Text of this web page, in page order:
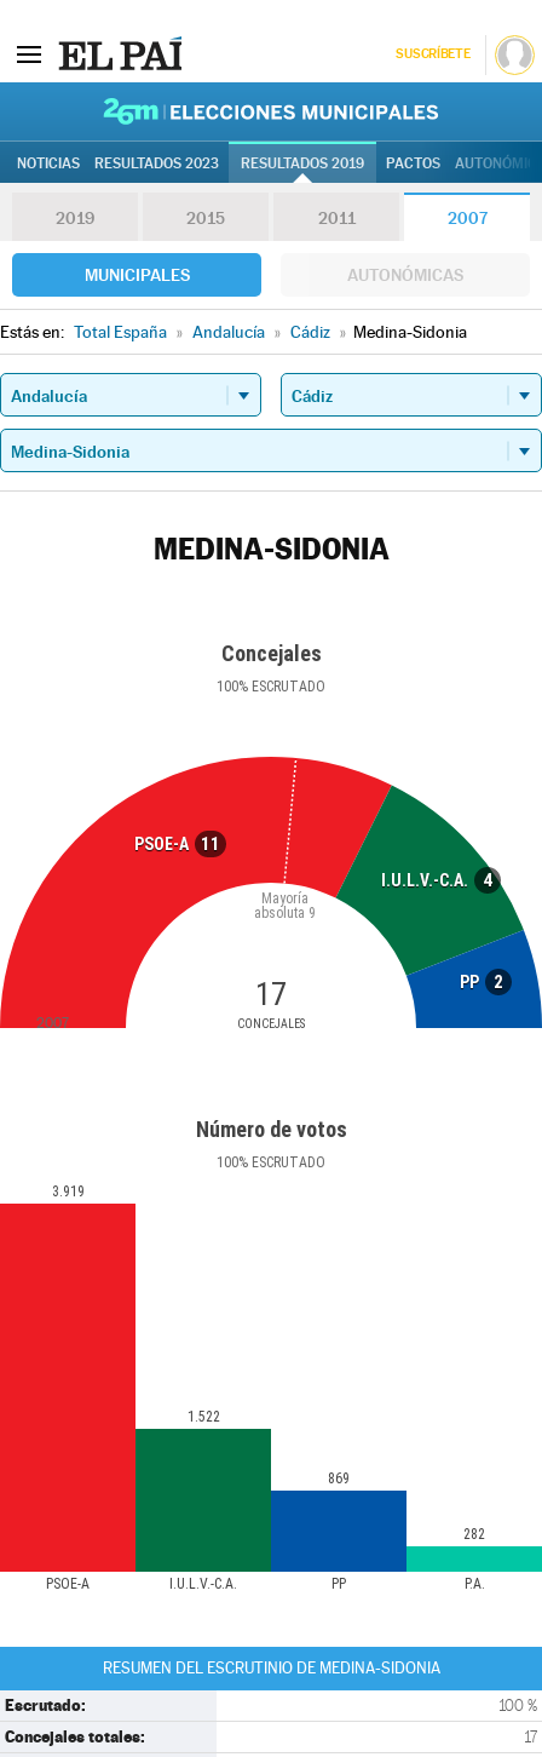
SUSCRÍBETE
NOTICIAS RESULTADOS 2023 RESULTADOS 2019 PACTOS
2019 2015 2011 2007
MUNICIPALES AUTONÓMICAS
Estás en: Total España » Andalucía » Cádiz » Medina-Sidonia
MEDINA-SIDONIA
Concejales
100% ESCRUTADO
PSOE-A 11
I.U.L.V.-C.A. 4
PP 2
17
CONCEJALES
Mayoría
absoluta 9
2007
Número de votos
100% ESCRUTADO
PSOE-A I.U.L.V.-C.A. PP P.A.
3.919
1.522
869
282
RESUMEN DEL ESCRUTINIO DE MEDINA-SIDONIA
Escrutado: 100 %
Concejales totales: 17